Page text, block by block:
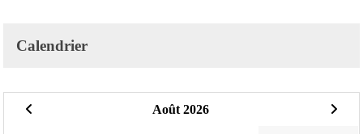
Calendrier
Août 2026